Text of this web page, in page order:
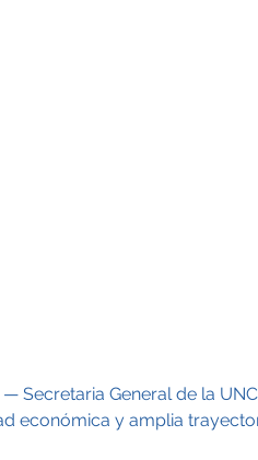
— Secretaria General de la
económica y amplia